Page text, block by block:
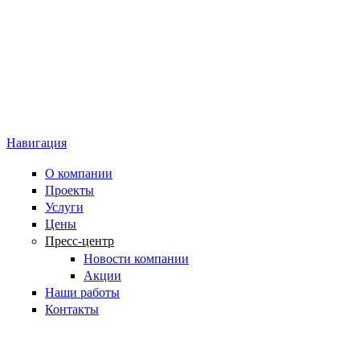
Навигация
О компании
Проекты
Услуги
Цены
Пресс-центр
Новости компании
Акции
Наши работы
Контакты